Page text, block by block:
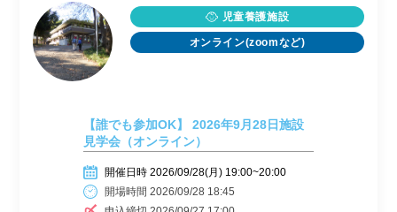
児童養護施設
オンライン(zoomなど)
【誰でも参加OK】 2026年9月28日施設
見学会（オンライン）
開催日時 2026/09/28(月) 19:00~20:00
開場時間 2026/09/28 18:45